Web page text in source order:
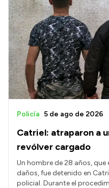
Catriel: atraparon a
revólver cargado
Policía 5 de ago de 2026
Un hombre de 28 años,
daños, fue detenido en
policial. Durante el